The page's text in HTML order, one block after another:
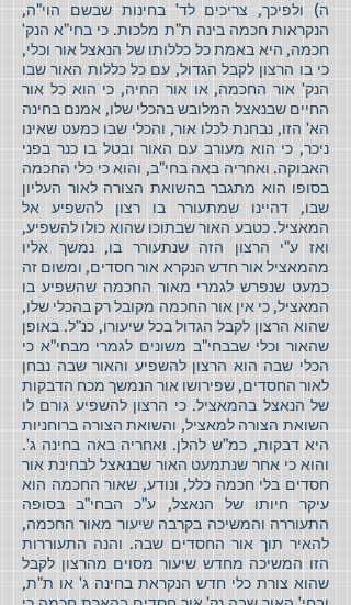
ה) ולפיכך, צריכים לד' בחינות שבשם הוי"ה,
הנקראות חכמה בינה ת"ת מלכות. כי בחי"א הנק'
חכמה, היא באמת כל כללותו של הנאצל אור וכלי,
כי בו הרצון לקבל הגדול, עם כל כללות האור שבו
הנק' אור החכמה, או אור החיה, כי הוא כל אור
החיים שבנאצל המלובש בהכלי שלו, אמנם בחינה
הא' הזו, נבחנת לכלו אור, והכלי שבו כמעט שאינו
ניכר, כי הוא מעורב עם האור ובטל בו כנר בפני
האבוקה. ואחריה באה בחי"ב, והוא כי כלי החכמה
בסופו הוא מתגבר בהשואת הצורה לאור העליון
שבו, דהיינו שמתעורר בו רצון להשפיע אל
המאציל. כטבע האור שבתוכו שהוא כולו להשפיע,
ואז ע"י הרצון הזה שנתעורר בו, נמשך אליו
מהמאציל אור חדש הנקרא אור חסדים, ומשום זה
כמעט שנפרש לגמרי מאור החכמה שהשפיע בו
המאציל, כי אין אור החכמה מקובל רק בהכלי שלו,
שהוא הרצון לקבל הגדול בכל שיעורו, כנ"ל. באופן
שהאור וכלי שבבחי"ב משונים לגמרי מבחי"א כי
הכלי שבה הוא הרצון להשפיע והאור שבה נבחן
לאור החסדים, שפירושו אור הנמשך מכח הדבקות
של הנאצל בהמאציל. כי הרצון להשפיע גורם לו
השואת הצורה למאציל, והשואת הצורה ברוחניות
היא דבקות, כמ"ש להלן. ואחריה באה בחינה ג'.
והוא כי אחר שנתמעט האור שבנאצל לבחינת אור
חסדים בלי חכמה כלל, ונודע, שאור החכמה הוא
עיקר חיותו של הנאצל, ע"כ הבחי"ב בסופה
התעוררה והמשיכה בקרבה שיעור מאור החכמה,
להאיר תוך אור החסדים שבה. והנה התעוררות
הזו המשיכה מחדש שיעור מסוים מהרצון לקבל
שהוא צורת כלי חדש הנקראת בחינה ג' או ת"ת,